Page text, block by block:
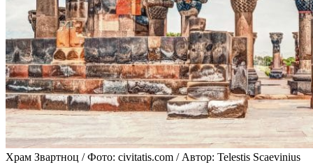
Храм Звартноц / Фото: civitatis.com / Автор: Telestis Scaevinius